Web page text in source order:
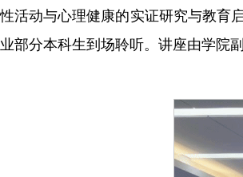
性活动与心理健康的实证研究与教育
业部分本科生到场聆听。讲座由学院